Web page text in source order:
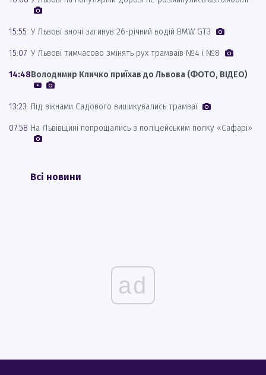
15:55 У Львові вночі загинув 26-річний водій BMW GT3
15:07 У Львові тимчасово змінять рух трамваїв №4 і №8
14:48Володимир Кличко приїхав до Львова (ФОТО, ВІДЕО)
13:23 Під вікнами Садового вишикувались трамваї
07:58 На Львівщині попрощались з поліцейським полку «Сафарі»
Всі новини
ad